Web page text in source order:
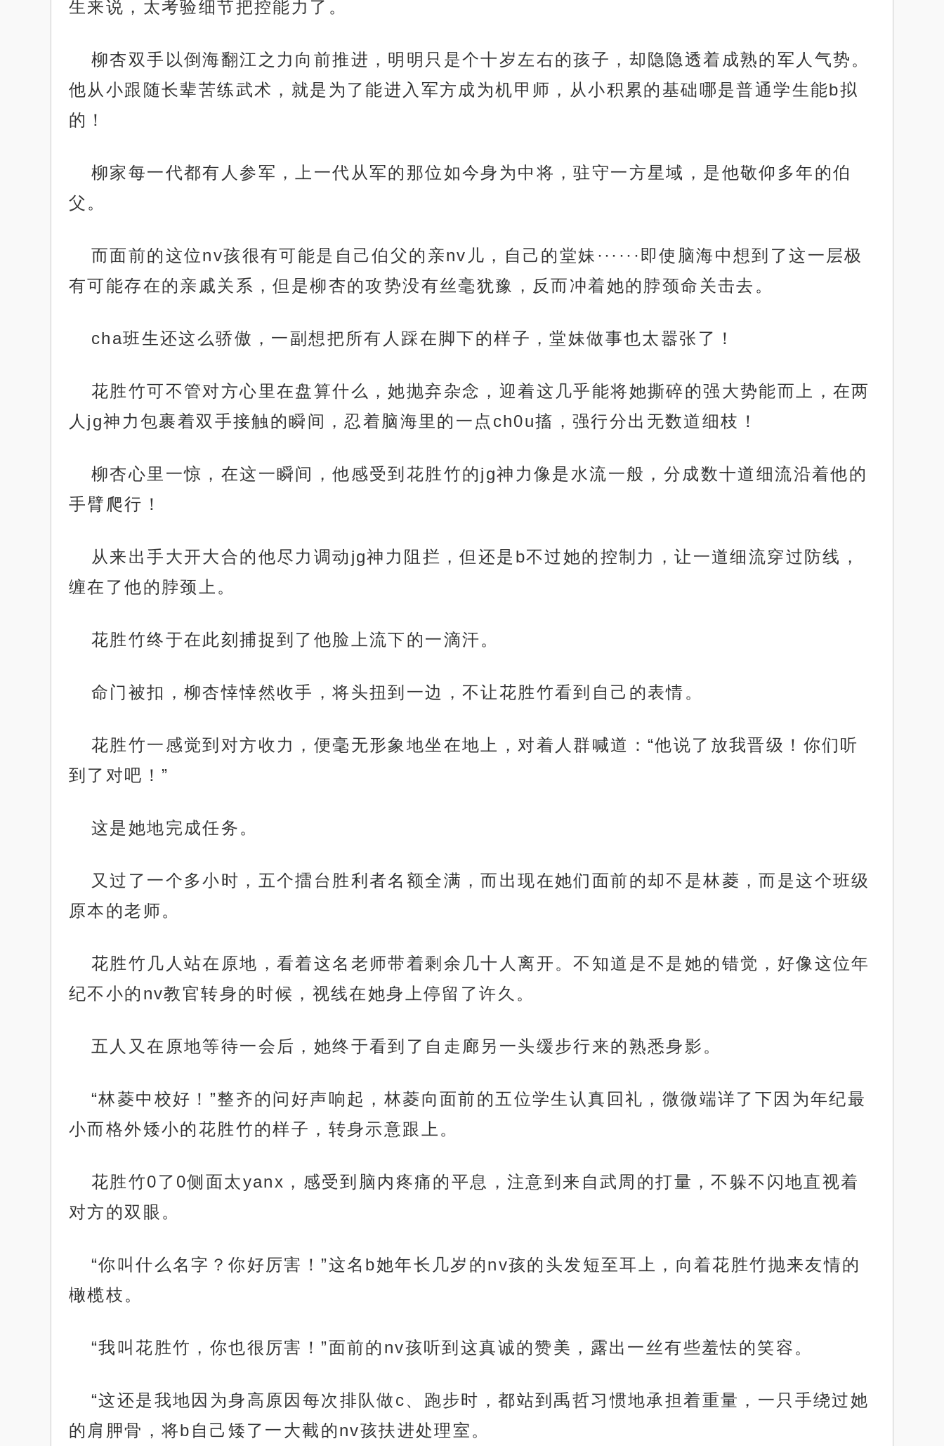
生来说，太考验细节把控能力了。
柳杏双手以倒海翻江之力向前推进，明明只是个十岁左右的孩子，却隐隐透着成熟的军人气势。
他从小跟随长辈苦练武术，就是为了能进入军方成为机甲师，从小积累的基础哪是普通学生能b拟
的！
柳家每一代都有人参军，上一代从军的那位如今身为中将，驻守一方星域，是他敬仰多年的伯
父。
而面前的这位nv孩很有可能是自己伯父的亲nv儿，自己的堂妹······即使脑海中想到了这一层极
有可能存在的亲戚关系，但是柳杏的攻势没有丝毫犹豫，反而冲着她的脖颈命关击去。
cha班生还这么骄傲，一副想把所有人踩在脚下的样子，堂妹做事也太嚣张了！
花胜竹可不管对方心里在盘算什么，她抛弃杂念，迎着这几乎能将她撕碎的强大势能而上，在两
人jg神力包裹着双手接触的瞬间，忍着脑海里的一点ch0u搐，强行分出无数道细枝！
柳杏心里一惊，在这一瞬间，他感受到花胜竹的jg神力像是水流一般，分成数十道细流沿着他的
手臂爬行！
从来出手大开大合的他尽力调动jg神力阻拦，但还是b不过她的控制力，让一道细流穿过防线，
缠在了他的脖颈上。
花胜竹终于在此刻捕捉到了他脸上流下的一滴汗。
命门被扣，柳杏悻悻然收手，将头扭到一边，不让花胜竹看到自己的表情。
花胜竹一感觉到对方收力，便毫无形象地坐在地上，对着人群喊道：“他说了放我晋级！你们听
到了对吧！”
这是她地完成任务。
又过了一个多小时，五个擂台胜利者名额全满，而出现在她们面前的却不是林菱，而是这个班级
原本的老师。
花胜竹几人站在原地，看着这名老师带着剩余几十人离开。不知道是不是她的错觉，好像这位年
纪不小的nv教官转身的时候，视线在她身上停留了许久。
五人又在原地等待一会后，她终于看到了自走廊另一头缓步行来的熟悉身影。
“林菱中校好！”整齐的问好声响起，林菱向面前的五位学生认真回礼，微微端详了下因为年纪最
小而格外矮小的花胜竹的样子，转身示意跟上。
花胜竹0了0侧面太yanx，感受到脑内疼痛的平息，注意到来自武周的打量，不躲不闪地直视着
对方的双眼。
“你叫什么名字？你好厉害！”这名b她年长几岁的nv孩的头发短至耳上，向着花胜竹抛来友情的
橄榄枝。
“我叫花胜竹，你也很厉害！”面前的nv孩听到这真诚的赞美，露出一丝有些羞怯的笑容。
“这还是我地因为身高原因每次排队做c、跑步时，都站到禹哲习惯地承担着重量，一只手绕过她
的肩胛骨，将b自己矮了一大截的nv孩扶进处理室。